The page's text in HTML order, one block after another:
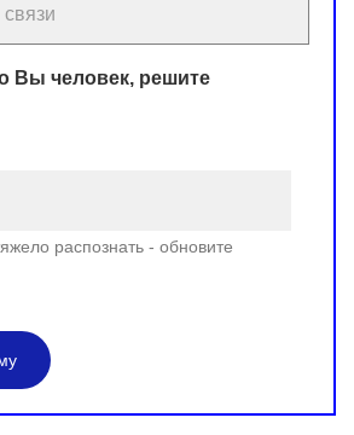
Вы человек, решите
распознать - обновите